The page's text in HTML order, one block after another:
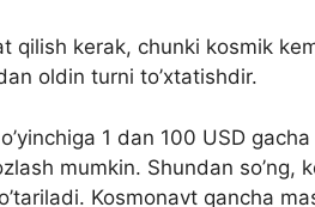
qilish kerak, chunki kosmik
oldin turni to’xtatishdir.
1 dan 100 USD
mumkin. Shundan
Kosmonavt qancha